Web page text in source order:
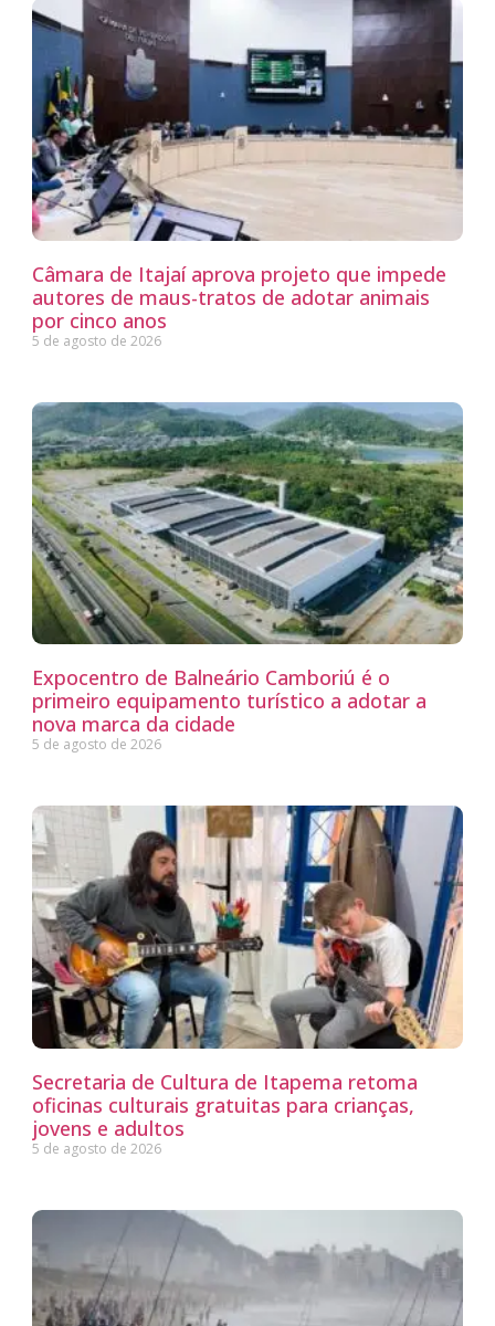
Câmara de Itajaí aprova projeto que impede
autores de maus-tratos de adotar animais
por cinco anos
5 de agosto de 2026
Expocentro de Balneário Camboriú é o
primeiro equipamento turístico a adotar a
nova marca da cidade
5 de agosto de 2026
Secretaria de Cultura de Itapema retoma
oficinas culturais gratuitas para crianças,
jovens e adultos
5 de agosto de 2026